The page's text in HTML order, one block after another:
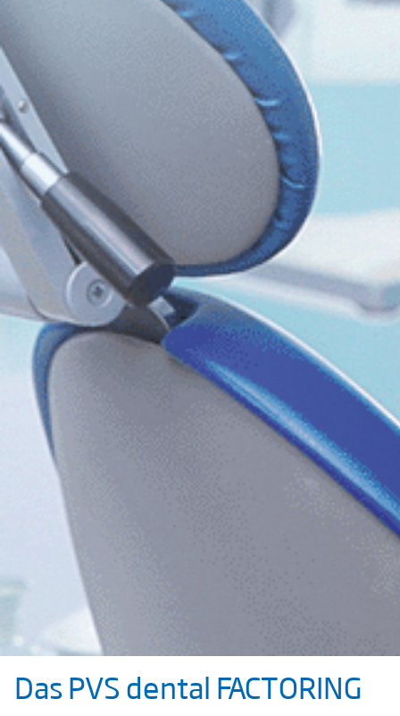
Das PVS dental FACTORING